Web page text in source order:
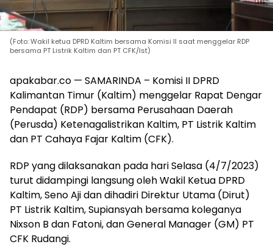
(Foto: Wakil ketua DPRD Kaltim bersama Komisi II saat menggelar RDP
bersama PT Listrik Kaltim dan PT CFK/Ist)
apakabar.co — SAMARINDA – Komisi II DPRD
Kalimantan Timur (Kaltim) menggelar Rapat Dengar
Pendapat (RDP) bersama Perusahaan Daerah
(Perusda) Ketenagalistrikan Kaltim, PT Listrik Kaltim
dan PT Cahaya Fajar Kaltim (CFK).
RDP yang dilaksanakan pada hari Selasa (4/7/2023)
turut didampingi langsung oleh Wakil Ketua DPRD
Kaltim, Seno Aji dan dihadiri Direktur Utama (Dirut)
PT Listrik Kaltim, Supiansyah bersama koleganya
Nixson B dan Fatoni, dan General Manager (GM) PT
CFK Rudangi.